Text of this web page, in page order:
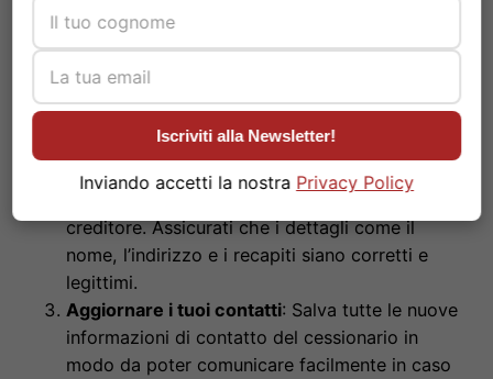
Prima di tutto, prendi il tempo necessario per
ricevuti. Questo ti aiuterà a comprendere
chiaramente i termini della cessione e le
eventuali modifiche.
Verificare i dati del nuovo creditore: Controlla
accuratamente le informazioni relative al nuovo
creditore. Assicurati che i dettagli come il
nome, l’indirizzo e i recapiti siano corretti e
legittimi.
Aggiornare i tuoi contatti: Salva tutte le nuove
informazioni di contatto del cessionario in
modo da poter comunicare facilmente in caso
Iscriviti alla Newsletter!
Inviando accetti la nostra Privacy Policy